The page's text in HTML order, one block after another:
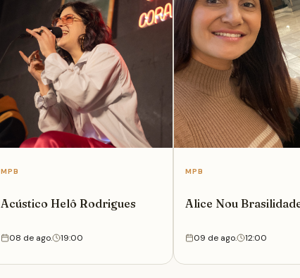
MPB
Acústico Helô Rodrigues
08 de ago. 19:00
MPB
Alice Nou
09 de ago. 12:00